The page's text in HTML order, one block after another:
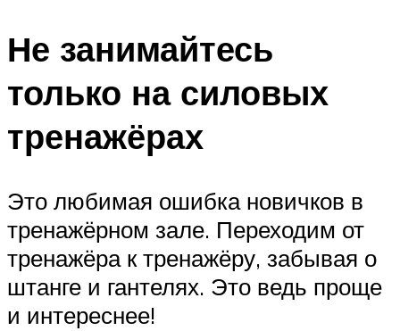
Не занимайтесь
только на силовых
тренажёрах
Это любимая ошибка новичков в
тренажёрном зале. Переходим от
тренажёра к тренажёру, забывая о
штанге и гантелях. Это ведь проще
и интереснее!